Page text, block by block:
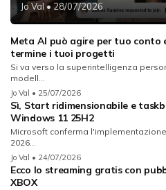
Jo Val• 28/07/2026
Meta AI può agire per tuo conto
termine i tuoi progetti
Si va verso la superintelligenza
modell...
Jo Val • 25/07/2026
Sì, Start ridimensionabile e
Windows 11 25H2
Microsoft conferma
2026...
Jo Val • 24/07/2026
Ecco lo streaming gratis con
XBOX